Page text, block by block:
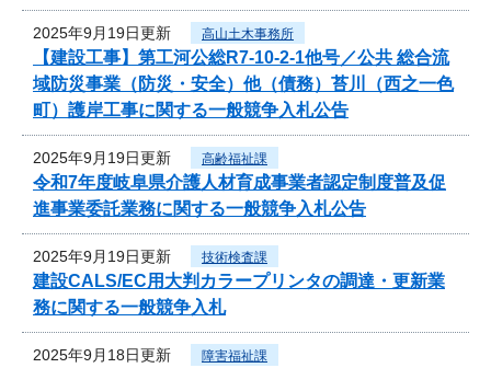
2025年9月19日更新 高山土木事務所
【建設工事】第工河公総R7-10-2-1他号／公共 総合流
域防災事業（防災・安全）他（債務）苔川（西之一色
町）護岸工事に関する一般競争入札公告
2025年9月19日更新 高齢福祉課
令和7年度岐阜県介護人材育成事業者認定制度普及促
進事業委託業務に関する一般競争入札公告
2025年9月19日更新 技術検査課
建設CALS/EC用大判カラープリンタの調達・更新業
務に関する一般競争入札
2025年9月18日更新 障害福祉課